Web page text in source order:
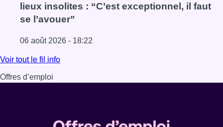
lieux insolites : “C’est exceptionnel, il faut
se l’avouer”
06 août 2026 - 18:22
Lire l'article À Bruxelles, le blocus s’invite dans des lieux
Voir tout le fil info
Offres d’emploi